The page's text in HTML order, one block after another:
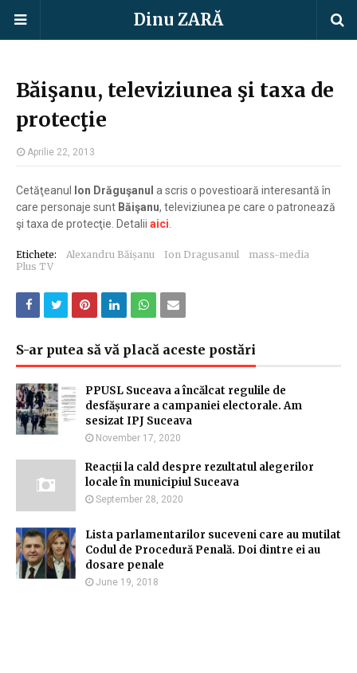
Dinu ZARĂ
Băişanu, televiziunea şi taxa de
protecţie
Aprilie 22, 2013
Cetăţeanul Ion Drăguşanul a scris o povestioară interesantă în
care personaje sunt Băişanu, televiziunea pe care o patronează
şi taxa de protecţie. Detalii aici
Etichete: Alexandru Băișanu Ion Dragusanul
mass-media
Plus TV
S-ar putea să vă placă aceste postări
PPUSL Suceava a încălcat regulile de
desfășurare a campaniei electorale. Am
sesizat IPJ Suceava
November 17, 2020
Reacții la cald despre rezultatul alegerilor
locale în municipiul Suceava
September 28, 2020
Lista parlamentarilor suceveni care au mutilat
Codul de Procedură Penală. Doi dintre ei au
dosare penale
June 19, 2018